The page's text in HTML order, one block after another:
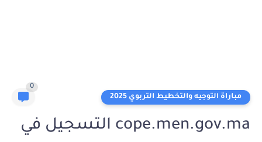
مباراة التوجيه والتخطيط التربوي 2025
0
cope.men.gov.ma التسجيل في